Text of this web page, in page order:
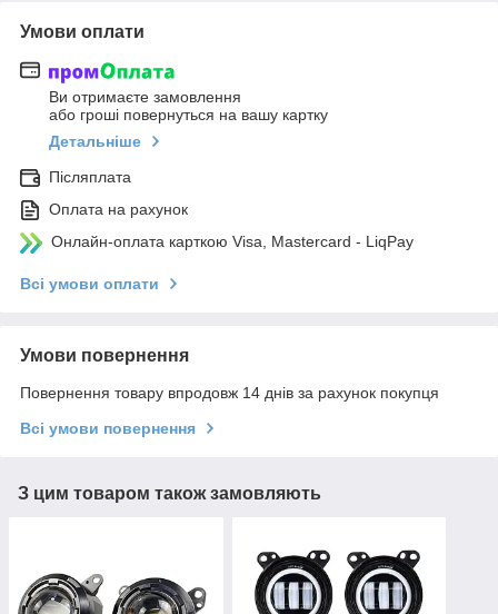
Умови оплати
Ви отримаєте замовлення
або гроші повернуться на вашу картку
Детальніше
Післяплата
Оплата на рахунок
Онлайн-оплата карткою Visa, Mastercard - LiqPay
Всі умови оплати
Умови повернення
Повернення товару впродовж 14 днів за рахунок покупця
Всі умови повернення
З цим товаром також замовляють